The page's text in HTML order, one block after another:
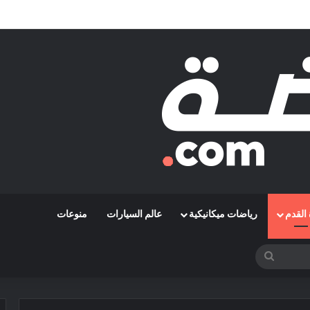
رمضاوي ويضمه لثلاثة مواسم
القدم رياضات ميكانيكية عالم السيارات منوعات
بحث